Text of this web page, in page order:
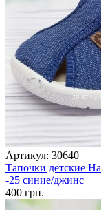
Артикул: 30640
Тапочки детские
-25 синие/джинс
400 грн.